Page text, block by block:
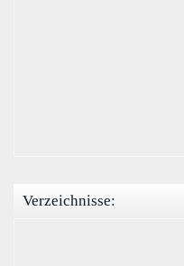
Verzeichnisse: